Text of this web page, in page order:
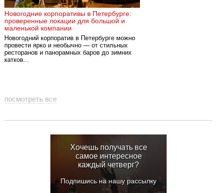
Новогодние корпоративы в Петербурге:
проверенные локации для большой и
маленькой компании
Новогодний корпоратив в Петербурге можно
провести ярко и необычно — от стильных
ресторанов и панорамных баров до зимних
катков...
посмотреть все
Хочешь получать все
самое интересное
каждый четверг?
Подпишись на нашу рассылку